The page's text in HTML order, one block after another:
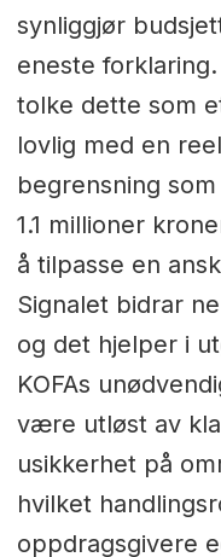
synliggjør
eneste
tolke dette som
lovlig med en
begrensning
1.1 millioner
å tilpasse en
Signalet bidrar
og det hjelper i
KOFAs
være utløst av
usikkerhet på
hvilket
oppdragsgivere